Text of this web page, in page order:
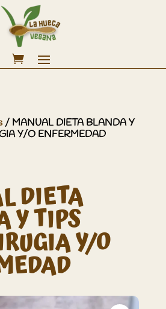
/ MANUAL DIETA BLANDA Y
Y/O ENFERMEDAD
DIETA
Y TIPS
Y/O